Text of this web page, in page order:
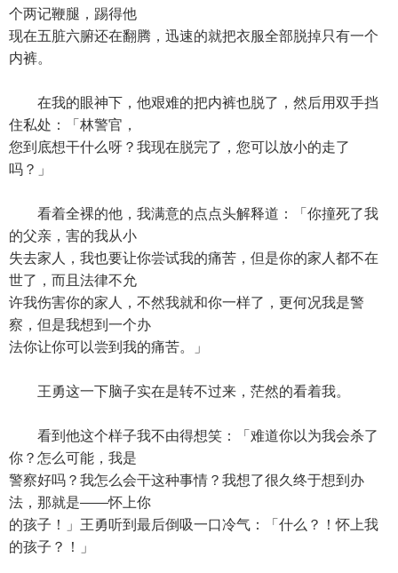
个两记鞭腿，踢得他
现在五脏六腑还在翻腾，迅速的就把衣服全部脱掉只有一个
内裤。
在我的眼神下，他艰难的把内裤也脱了，然后用双手挡
住私处：「林警官，
您到底想干什么呀？我现在脱完了，您可以放小的走了
吗？」
看着全裸的他，我满意的点点头解释道：「你撞死了我
的父亲，害的我从小
失去家人，我也要让你尝试我的痛苦，但是你的家人都不在
世了，而且法律不允
许我伤害你的家人，不然我就和你一样了，更何况我是警
察，但是我想到一个办
法你让你可以尝到我的痛苦。」
王勇这一下脑子实在是转不过来，茫然的看着我。
看到他这个样子我不由得想笑：「难道你以为我会杀了
你？怎么可能，我是
警察好吗？我怎么会干这种事情？我想了很久终于想到办
法，那就是——怀上你
的孩子！」王勇听到最后倒吸一口冷气：「什么？！怀上我
的孩子？！」